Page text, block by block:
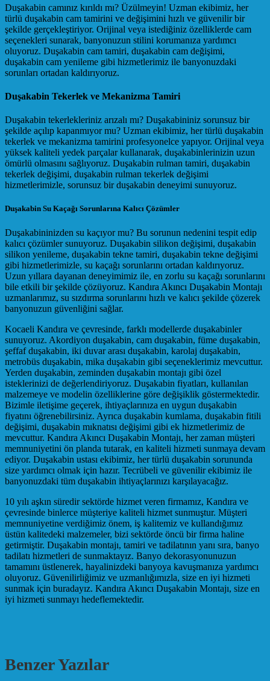
Duşakabin camınız kırıldı mı? Üzülmeyin! Uzman ekibimiz, her
türlü duşakabin cam tamirini ve değişimini hızlı ve güvenilir bir
şekilde gerçekleştiriyor. Orijinal veya istediğiniz özelliklerde cam
seçenekleri sunarak, banyonuzun stilini korumanıza yardımcı
oluyoruz. Duşakabin cam tamiri, duşakabin cam değişimi,
duşakabin cam yenileme gibi hizmetlerimiz ile banyonuzdaki
sorunları ortadan kaldırıyoruz.
Duşakabin Tekerlek ve Mekanizma Tamiri
Duşakabin tekerlekleriniz arızalı mı? Duşakabininiz sorunsuz bir
şekilde açılıp kapanmıyor mu? Uzman ekibimiz, her türlü duşakabin
tekerlek ve mekanizma tamirini profesyonelce yapıyor. Orijinal veya
yüksek kaliteli yedek parçalar kullanarak, duşakabinlerinizin uzun
ömürlü olmasını sağlıyoruz. Duşakabin rulman tamiri, duşakabin
tekerlek değişimi, duşakabin rulman tekerlek değişimi
hizmetlerimizle, sorunsuz bir duşakabin deneyimi sunuyoruz.
Duşakabin Su Kaçağı Sorunlarına Kalıcı Çözümler
Duşakabininizden su kaçıyor mu? Bu sorunun nedenini tespit edip
kalıcı çözümler sunuyoruz. Duşakabin silikon değişimi, duşakabin
silikon yenileme, duşakabin tekne tamiri, duşakabin tekne değişimi
gibi hizmetlerimizle, su kaçağı sorunlarını ortadan kaldırıyoruz.
Uzun yıllara dayanan deneyimimiz ile, en zorlu su kaçağı sorunlarını
bile etkili bir şekilde çözüyoruz. Kandıra Akıncı Duşakabin Montajı
uzmanlarımız, su sızdırma sorunlarını hızlı ve kalıcı şekilde çözerek
banyonuzun güvenliğini sağlar.
Kocaeli Kandıra ve çevresinde, farklı modellerde duşakabinler
sunuyoruz. Akordiyon duşakabin, cam duşakabin, füme duşakabin,
şeffaf duşakabin, iki duvar arası duşakabin, karolaj duşakabin,
metrobüs duşakabin, mika duşakabin gibi seçeneklerimiz mevcuttur.
Yerden duşakabin, zeminden duşakabin montajı gibi özel
isteklerinizi de değerlendiriyoruz. Duşakabin fiyatları, kullanılan
malzemeye ve modelin özelliklerine göre değişiklik göstermektedir.
Bizimle iletişime geçerek, ihtiyaçlarınıza en uygun duşakabin
fiyatını öğrenebilirsiniz. Ayrıca duşakabin kumlama, duşakabin fitili
değişimi, duşakabin mıknatısı değişimi gibi ek hizmetlerimiz de
mevcuttur. Kandıra Akıncı Duşakabin Montajı, her zaman müşteri
memnuniyetini ön planda tutarak, en kaliteli hizmeti sunmaya devam
ediyor. Duşakabin ustası ekibimiz, her türlü duşakabin sorununda
size yardımcı olmak için hazır. Tecrübeli ve güvenilir ekibimiz ile
banyonuzdaki tüm duşakabin ihtiyaçlarınızı karşılayacağız.
10 yılı aşkın süredir sektörde hizmet veren firmamız, Kandıra ve
çevresinde binlerce müşteriye kaliteli hizmet sunmuştur. Müşteri
memnuniyetine verdiğimiz önem, iş kalitemiz ve kullandığımız
üstün kalitedeki malzemeler, bizi sektörde öncü bir firma haline
getirmiştir. Duşakabin montajı, tamiri ve tadilatının yanı sıra, banyo
tadilatı hizmetleri de sunmaktayız. Banyo dekorasyonunuzun
tamamını üstlenerek, hayalinizdeki banyoya kavuşmanıza yardımcı
oluyoruz. Güvenilirliğimiz ve uzmanlığımızla, size en iyi hizmeti
sunmak için buradayız. Kandıra Akıncı Duşakabin Montajı, size en
iyi hizmeti sunmayı hedeflemektedir.
Benzer Yazılar